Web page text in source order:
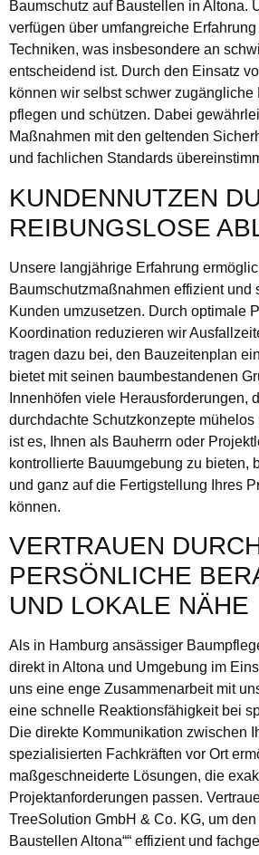
Baumschutz auf Baustellen in Altona.
verfügen über umfangreiche
Techniken, was insbesondere an
entscheidend ist. Durch den Einsatz
können wir selbst schwer zugängliche
pflegen und schützen. Dabei
Maßnahmen mit den geltenden
und fachlichen Standards
KUNDENNUTZEN
REIBUNGSLOSE
Unsere langjährige Erfahrung
Baumschutzmaßnahmen effizient und
Kunden umzusetzen. Durch optimale
Koordination reduzieren wir
tragen dazu bei, den Bauzeitenplan
bietet mit seinen baumbestandenen
Innenhöfen viele Herausforderungen,
durchdachte Schutzkonzepte mühelos
ist es, Ihnen als Bauherrn oder
kontrollierte Bauumgebung zu bieten,
und ganz auf die Fertigstellung Ihres
können.
VERTRAUEN
PERSÖNLICHE
UND LOKALE NÄHE
Als in Hamburg ansässiger
direkt in Altona und Umgebung im
uns eine enge Zusammenarbeit mit
eine schnelle Reaktionsfähigkeit bei
Die direkte Kommunikation zwischen
spezialisierten Fachkräften vor Ort
maßgeschneiderte Lösungen, die
Projektanforderungen passen.
TreeSolution GmbH & Co. KG, um den
Baustellen Altona““ effizient und